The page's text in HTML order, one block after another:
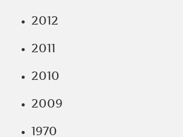
2012
2011
2010
2009
1970